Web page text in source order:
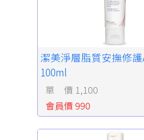
潔美淨層脂質安撫修
100ml
單 價 1,100
會員價 990